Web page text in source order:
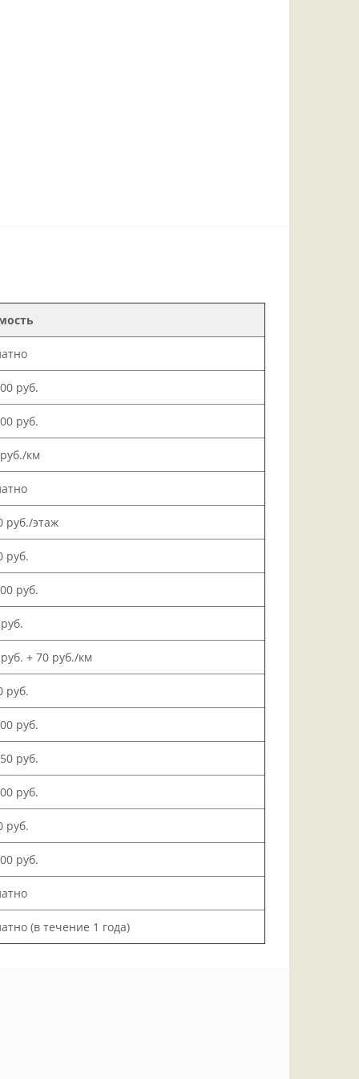
руб.
руб.
км
руб./этаж
руб.
руб.
+ 70 руб./км
руб.
руб.
руб.
руб.
руб.
руб.
(в течение 1 года)